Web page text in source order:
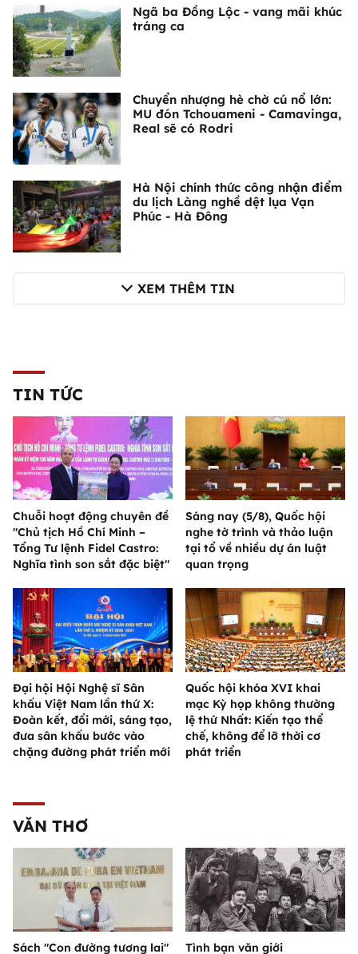
Ngã ba Đồng Lộc - vang mãi khúc
tráng ca
Chuyển nhượng hè chờ cú nổ lớn:
MU đón Tchouameni - Camavinga,
Real sẽ có Rodri
Hà Nội chính thức công nhận điểm
du lịch Làng nghề dệt lụa Vạn
Phúc - Hà Đông
XEM THÊM TIN
TIN TỨC
Chuỗi hoạt động chuyên đề
"Chủ tịch Hồ Chí Minh –
Tổng Tư lệnh Fidel Castro:
Nghĩa tình son sắt đặc biệt"
Sáng nay (5/8), Quốc hội
nghe tờ trình và thảo luận
tại tổ về nhiều dự án luật
quan trọng
Đại hội Hội Nghệ sĩ Sân
khấu Việt Nam lần thứ X:
Đoàn kết, đổi mới, sáng tạo,
đưa sân khấu bước vào
chặng đường phát triển mới
Quốc hội khóa XVI khai
mạc Kỳ họp không thường
lệ thứ Nhất: Kiến tạo thể
chế, không để lỡ thời cơ
phát triển
VĂN THƠ
Sách "Con đường tương lai" Tình bạn văn giới